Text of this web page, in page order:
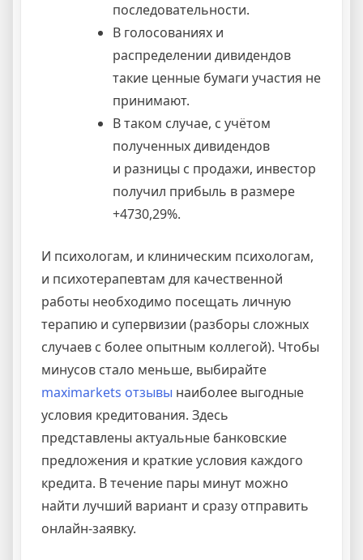
последовательности.
В голосованиях и
распределении дивидендов
такие ценные бумаги участия не
принимают.
В таком случае, с учётом
полученных дивидендов
и разницы с продажи, инвестор
получил прибыль в размере
+4730,29%.
И психологам, и клиническим психологам,
и психотерапевтам для качественной
работы необходимо посещать личную
терапию и супервизии (разборы сложных
случаев с более опытным коллегой). Чтобы
минусов стало меньше, выбирайте
maximarkets отзывы наиболее выгодные
условия кредитования. Здесь
представлены актуальные банковские
предложения и краткие условия каждого
кредита. В течение пары минут можно
найти лучший вариант и сразу отправить
онлайн-заявку.